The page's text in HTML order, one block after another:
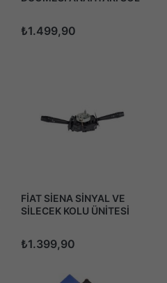
₺1.499,90
FİAT SİENA SİNYAL VE
SİLECEK KOLU ÜNİTESİ
₺1.399,90